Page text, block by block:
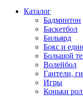
Каталог
Бадминтон
Баскетбол
Бильярд
Бокс и
Большой
Волейбол
Гантели,
Игры
Коньки